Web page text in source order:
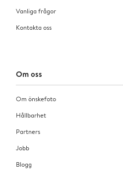
Vanliga frågor
Kontakta oss
Om oss
Om önskefoto
Hållbarhet
Partners
Jobb
Blogg